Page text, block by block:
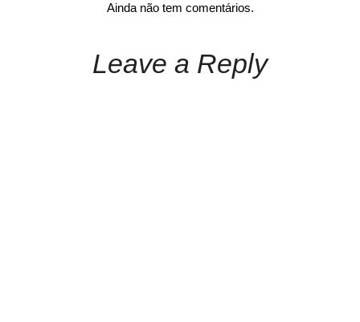
Ainda não tem comentários.
Leave a Reply